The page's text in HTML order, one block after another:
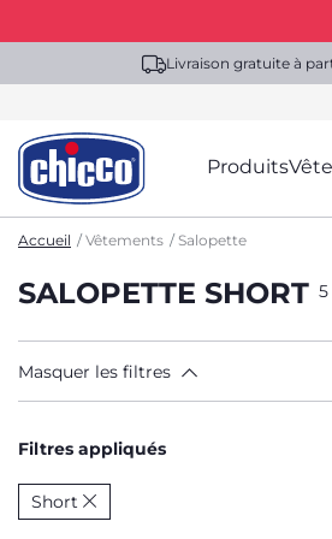
Livraison gratuite à
Produits
Accueil Vêtements Salopette
SALOPETTE SHORT
Masquer les filtres
Filtres appliqués
Short